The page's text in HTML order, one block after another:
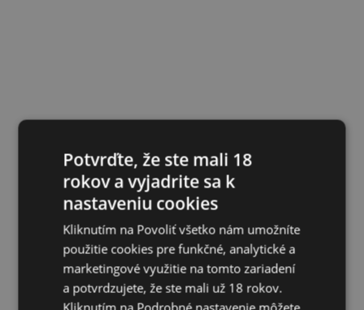
Potvrďte, že ste mali 18
rokov a vyjadrite sa k
nastaveniu cookies
Kliknutím na Povoliť všetko nám umožníte
použitie cookies pre funkčné, analytické a
marketingové využitie na tomto zariadení
a potvrdzujete, že ste mali už 18 rokov.